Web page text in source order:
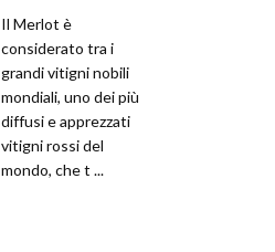
Il Merlot è
considerato tra i
grandi vitigni nobili
mondiali, uno dei più
diffusi e apprezzati
vitigni rossi del
mondo, che t ...